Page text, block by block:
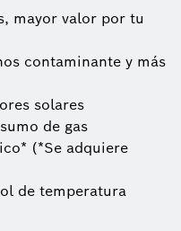
mayor valor por tu
contaminante y más
solares
de gas
(*Se adquiere
de temperatura